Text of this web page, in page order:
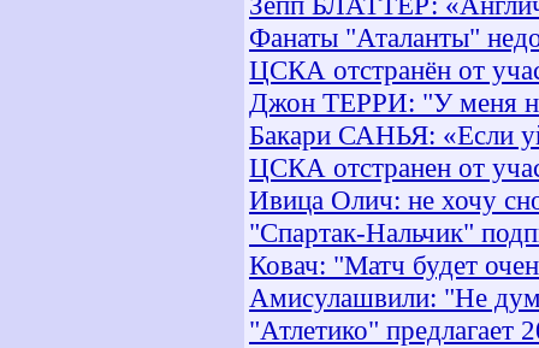
Фанаты "Аталанты"
ЦСКА отстранён от
Джон ТЕРРИ: "У меня
Бакари САНЬЯ: «Если
ЦСКА отстранен от
Ивица Олич: не хочу
"Спартак-Нальчик"
Ковач: "Матч будет
Амисулашвили: "Не
"Атлетико" предлагает